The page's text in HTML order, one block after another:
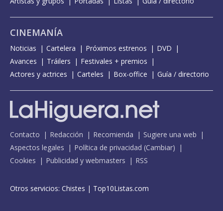
CINEMANÍA
Noticias Cartelera Próximos estrenos
DVD
Avances
Tráilers
Festivales + premios
Actores y actrices
Carteles Box-office Guía / directorio
Contacto Redacción Recomienda
Sugiere una web
Aspectos legales
Política de privacidad (Cambiar)
Cookies
Publicidad y webmasters RSS
Otros servicios: Chistes | Top10Listas.com